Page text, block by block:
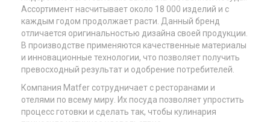
Ассортимент насчитывает около 18 000 изделий и с
каждым годом продолжает расти. Данный бренд
отличается оригинальностью дизайна своей продукции.
В производстве применяются качественные материалы
и инновационные технологии, что позволяет получить
превосходный результат и одобрение потребителей.
Компания Matfer сотрудничает с ресторанами и
отелями по всему миру. Их посуда позволяет упростить
процесс готовки и сделать так, чтобы кулинария